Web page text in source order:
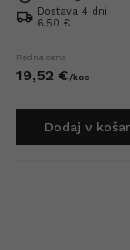
Dostava 4 dni
6,50 €
Redna cena
19,52 €/kos
Dodaj v